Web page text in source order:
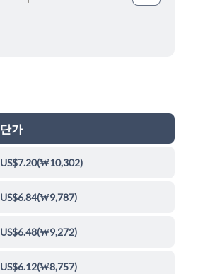
단가
US$7.20(₩10,302)
US$6.84(₩9,787)
US$6.48(₩9,272)
US$6.12(₩8,757)